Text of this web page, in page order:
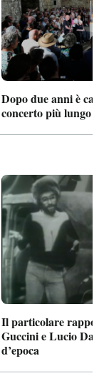
Dopo due anni è
concerto più lungo
Il particolare
Guccini e Lucio
d’epoca